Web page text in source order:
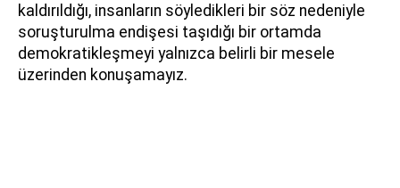
kaldırıldığı, insanların söyledikleri bir söz nedeniyle
soruşturulma endişesi taşıdığı bir ortamda
demokratikleşmeyi yalnızca belirli bir mesele
üzerinden konuşamayız.